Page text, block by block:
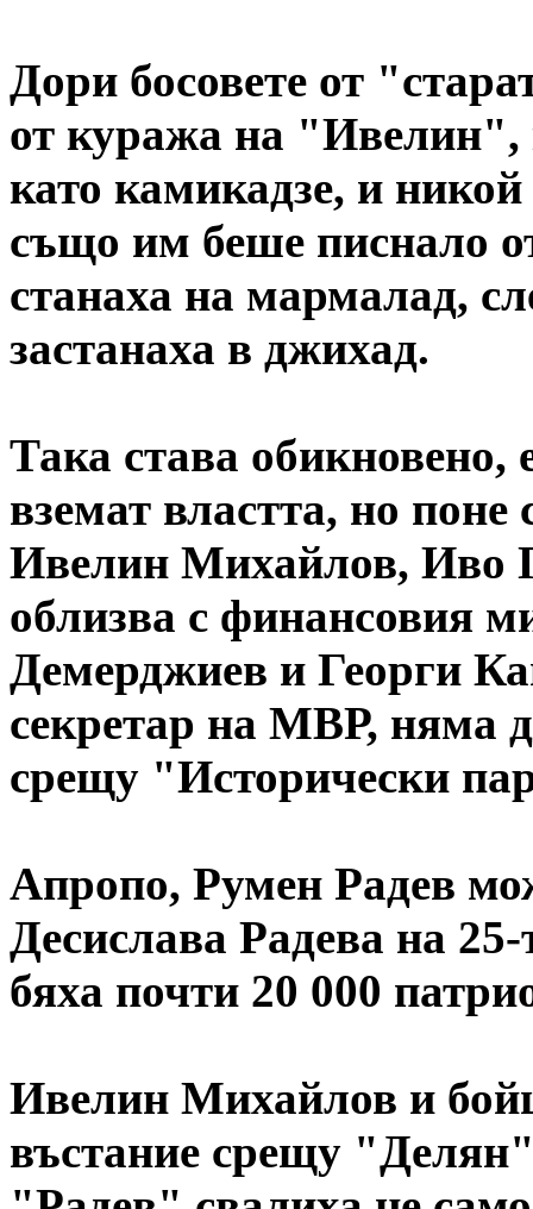
Дори босовете от
от куража на "Ивелин",
като камикадзе, и
също им беше писнало
станаха на мармалад,
застанаха в джихад.
Така става обикновено,
вземат властта, но
Ивелин Михайлов, Иво
облизва с финансовия
Демерджиев и Георги
секретар на МВР, няма
срещу "Исторически
Апропо, Румен Радев
Десислава Радева на
бяха почти 20 000
Ивелин Михайлов и
въстание срещу